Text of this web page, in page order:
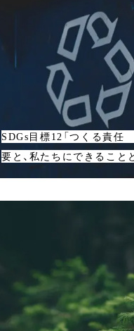
SDGs目標12「つくる責任
要と、私たちにできること